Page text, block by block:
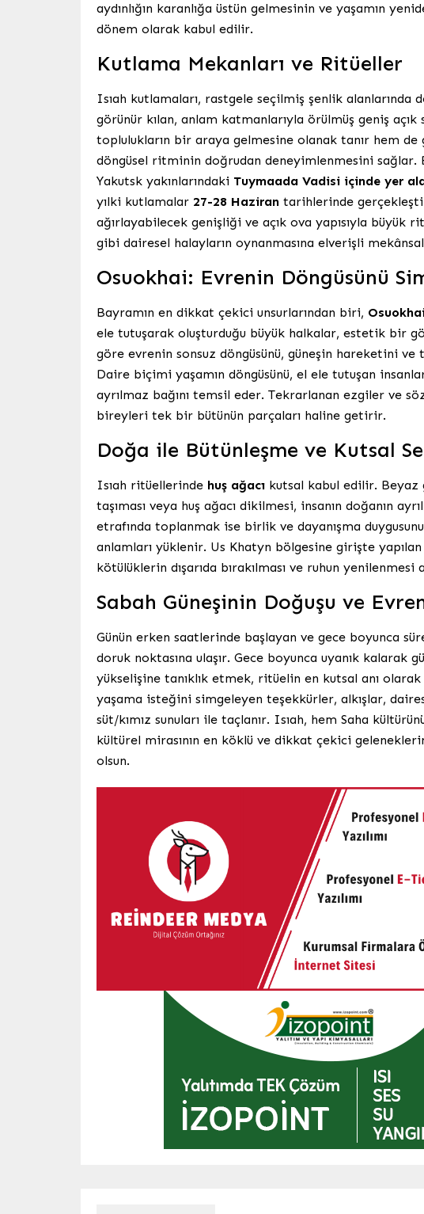
aydınlığın karanlığa üstün gelmesinin ve yaşamın
dönem olarak kabul edilir.
Kutlama Mekanları ve Ritüeller
Isıah kutlamaları, rastgele seçilmiş şenlik alanlarında
görünür kılan, anlam katmanlarıyla örülmüş geniş
toplulukların bir araya gelmesine olanak tanır hem de
döngüsel ritminin doğrudan deneyimlenmesini sağlar.
Yakutsk yakınlarındaki Tuymaada Vadisi içinde yer
yılki kutlamalar 27-28 Haziran tarihlerinde
ağırlayabilecek genişliği ve açık ova yapısıyla büyük
gibi dairesel halayların oynanmasına elverişli
Osuokhai: Evrenin Döngüsünü
Bayramın en dikkat çekici unsurlarından biri,
ele tutuşarak oluşturduğu büyük halkalar, estetik bir
göre evrenin sonsuz döngüsünü, güneşin hareketini
Daire biçimi yaşamın döngüsünü, el ele tutuşan
ayrılmaz bağını temsil eder. Tekrarlanan ezgiler ve
bireyleri tek bir bütünün parçaları haline getirir.
Doğa ile Bütünleşme ve Kutsal
Isıah ritüellerinde huş ağacı kutsal kabul edilir. Beyaz
taşıması veya huş ağacı dikilmesi, insanın doğanın
etrafında toplanmak ise birlik ve dayanışma
anlamları yüklenir. Us Khatyn bölgesine girişte
kötülüklerin dışarıda bırakılması ve ruhun yenilenmesi
Sabah Güneşinin Doğuşu ve
Günün erken saatlerinde başlayan ve gece boyunca
doruk noktasına ulaşır. Gece boyunca uyanık kalarak
yükselişine tanıklık etmek, ritüelin en kutsal anı
yaşama isteğini simgeleyen teşekkürler, alkışlar,
süt/kımız sunuları ile taçlanır. Isıah, hem Saha
kültürel mirasının en köklü ve dikkat çekici
olsun.